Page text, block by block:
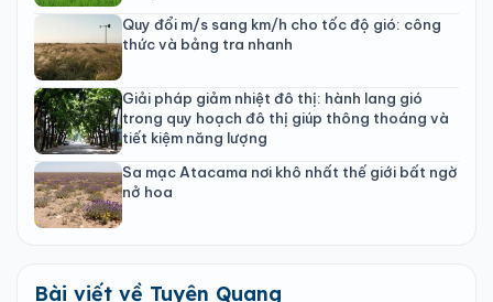
Quy đổi m/s sang km/h cho tốc độ gió: công
thức và bảng tra nhanh
Giải pháp giảm nhiệt đô thị: hành lang gió
trong quy hoạch đô thị giúp thông thoáng và
tiết kiệm năng lượng
Sa mạc Atacama nơi khô nhất thế giới bất ngờ
nở hoa
Bài viết về Tuyên Quang